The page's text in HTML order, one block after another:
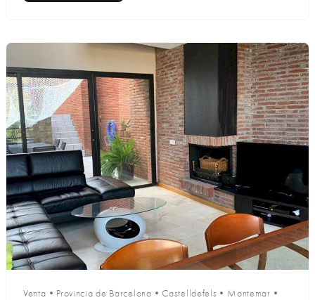
Venta • Provincia de Barcelona •Castelldefels • Montemar •